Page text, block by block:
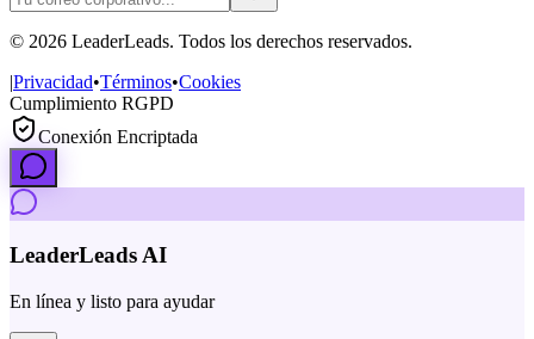
© 2026 LeaderLeads. Todos los derechos reservados.
|Privacidad•Términos•Cookies
Cumplimiento RGPD
Conexión Encriptada
LeaderLeads AI
En línea y listo para ayudar